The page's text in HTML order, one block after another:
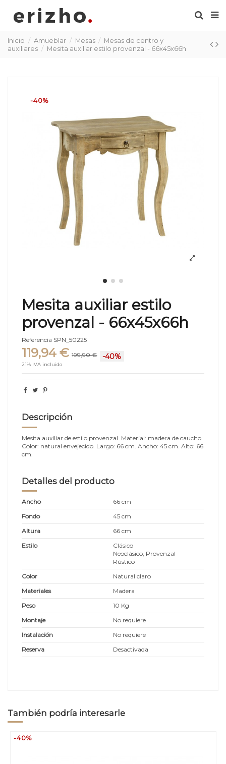
Inicio Amueblar Mesas
Mesas de centro y
auxiliares
Mesita auxiliar estilo provenzal - 66x45x66h
-40%
Mesita auxiliar estilo
provenzal - 66x45x66h
Referencia SPN_50225
119,94 € 199,90 € -40%
21% IVA incluido
Descripción
Mesita auxiliar de estilo provenzal. Material: madera de caucho.
Color: natural envejecido. Largo: 66 cm. Ancho: 45 cm. Alto: 66
cm.
Detalles del producto
Ancho
66 cm
Fondo
45 cm
Altura
66 cm
Estilo
Clásico
Neoclásico, Provenzal
Rústico
Color
Natural claro
Materiales
Madera
Peso
10 Kg
Montaje
No requiere
Instalación
No requiere
Reserva
Desactivada
También podría interesarle
-40%